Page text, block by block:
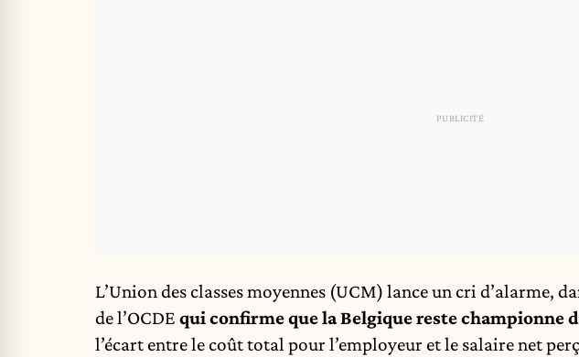
L’Union des classes moyennes (UCM) lance un cri d’alarme,
de l’OCDE qui confirme que la Belgique reste championne
l’écart entre le coût total pour l’employeur et le salaire net